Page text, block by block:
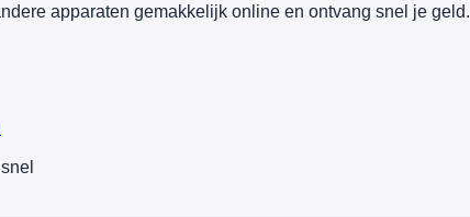
apparaten gemakkelijk online en ontvang snel je geld.